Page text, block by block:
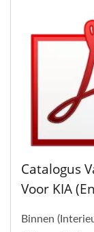
Catalogus
Voor KIA
Binnen